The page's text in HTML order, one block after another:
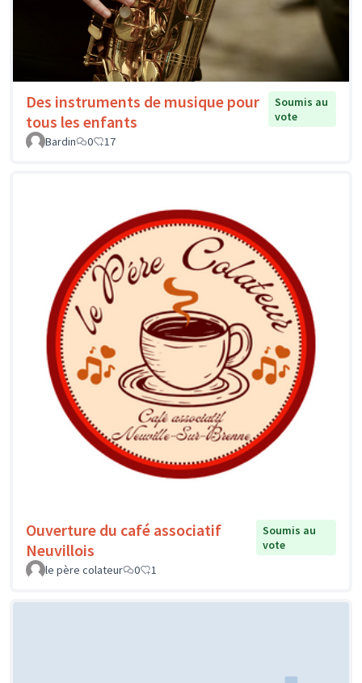
Des instruments de musique pour
tous les enfants
Soumis au
vote
Bardin
0 17
Ouverture du café associatif
Neuvillois
Soumis au
vote
le père colateur
0 1